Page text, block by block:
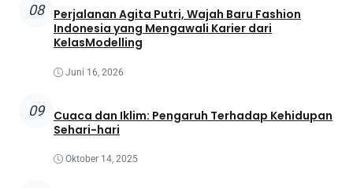
08
Perjalanan Agita Putri, Wajah Baru Fashion
Indonesia yang Mengawali Karier dari
KelasModelling
Juni 16, 2026
09
Cuaca dan Iklim: Pengaruh Terhadap Kehidupan
Sehari-hari
Oktober 14, 2025